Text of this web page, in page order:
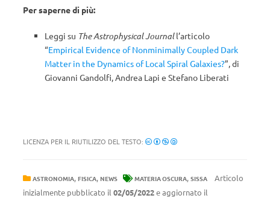
Per saperne di più:
Leggi su The Astrophysical Journall’articolo
“Empirical Evidence of Nonminimally Coupled Dark
Matter in the Dynamics of Local Spiral Galaxies?”, di
Giovanni Gandolfi, Andrea Lapi e Stefano Liberati
LICENZA PER IL RIUTILIZZO DEL TESTO:
ASTRONOMIA, FISICA, NEWS MATERIA OSCURA, SISSA
Articolo
inizialmente pubblicato il 02/05/2022e aggiornato il